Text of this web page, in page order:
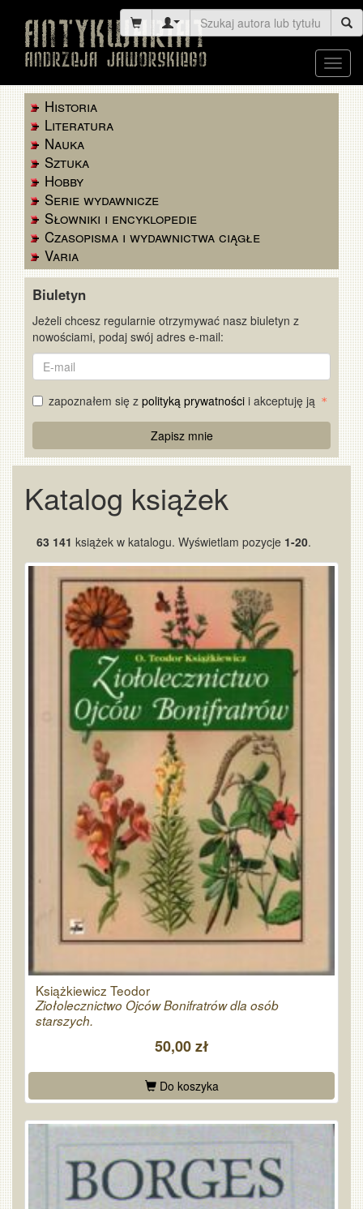
Historia
Literatura
Nauka
Sztuka
Hobby
Serie wydawnicze
Słowniki i encyklopedie
Czasopisma i wydawnictwa ciągłe
Varia
Biuletyn
Jeżeli chcesz regularnie otrzymywać nasz biuletyn z
nowościami, podaj swój adres e-mail:
E-
mail
zapoznałem się z polityką prywatności i akceptuję ją
Captcha
Zapisz mnie
Katalog książek
63 141 książek w katalogu. Wyświetlam pozycje 1-20.
Książkiewicz Teodor
Ziołolecznictwo Ojców Bonifratrów dla osób
starszych.
50,00 zł
Do koszyka